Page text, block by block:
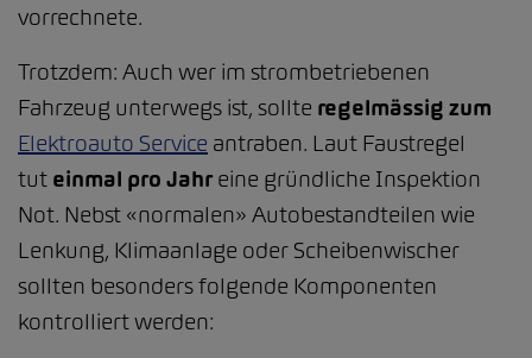
vorrechnete.
Trotzdem: Auch wer im strombetriebenen
Fahrzeug unterwegs ist, sollte regelmässig zum
Elektroauto Service antraben. Laut Faustregel
tut einmal pro Jahreine gründliche Inspektion
Not. Nebst «normalen» Autobestandteilen wie
Lenkung, Klimaanlage oder Scheibenwischer
sollten besonders folgende Komponenten
kontrolliert werden: